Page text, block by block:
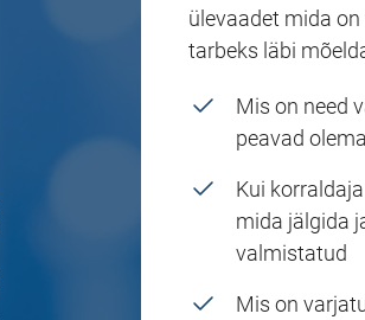
ülevaadet mida
tarbeks läbi
Mis on need
peavad
Kui
mida jälgida
valmistatud
Mis on